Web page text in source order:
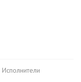
Исполнители